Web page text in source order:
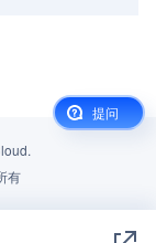
提问
有